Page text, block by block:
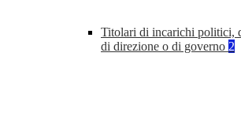
Titolari di incarichi politici,
di direzione o di governo 2